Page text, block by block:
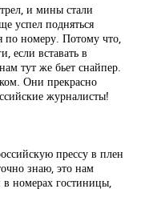
и мины стали
успел подняться
по номеру. Потому что,
если вставать в
тут же бьет снайпер.
Они прекрасно
журналисты!
прессу в плен
знаю, это нам
номерах гостиницы,